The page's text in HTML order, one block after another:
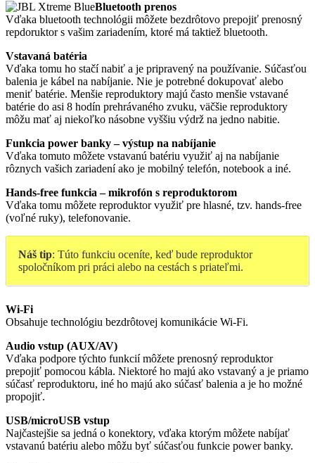
Bluetooth prenos
Vďaka bluetooth technológii môžete bezdrôtovo prepojiť prenosný
repdoruktor s vašim zariadením, ktoré má taktiež bluetooth.
Vstavaná batéria
Vďaka tomu ho stačí nabiť a je pripravený na používanie. Súčasťou
balenia je kábel na nabíjanie. Nie je potrebné dokupovať alebo
meniť batérie. Menšie reproduktory majú často menšie vstavané
batérie do asi 8 hodín prehrávaného zvuku, väčšie reproduktory
môžu mať aj niekoľko násobne vyššiu výdrž na jedno nabitie.
Funkcia power banky – výstup na nabíjanie
Vďaka tomuto môžete vstavanú batériu využiť aj na nabíjanie
rôznych vašich zariadení ako je mobilný telefón, notebook a iné.
Hands-free funkcia – mikrofón s reproduktorom
Vďaka tomu môžete reproduktor využiť pre hlasné, tzv. hands-free
(voľné ruky), telefonovanie.
Náš tip: Túto funkciu oceníte, keď bude reproduktor
spoločníkom pri práci alebo na cestách s priateľmi.
Wi-Fi
Obsahuje technológiu bezdrôtovej komunikácie Wi-Fi.
Audio vstup (AUX/AV)
Vďaka podpore týchto funkcií môžete prenosný reproduktor
prepojiť pomocou kábla. Niektoré ho majú ako vstavaný a je priamo
súčasť reproduktoru, iné ho majú ako súčasť balenia a je ho možné
propojiť.
USB/microUSB vstup
Najčastejšie sa jedná o konektory, vďaka ktorým môžete nabíjať
vstavanú batériu alebo môžu byť súčasťou funkcie power banky.